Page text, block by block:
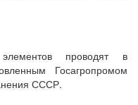
проводят в
Госагропромом
СССР.